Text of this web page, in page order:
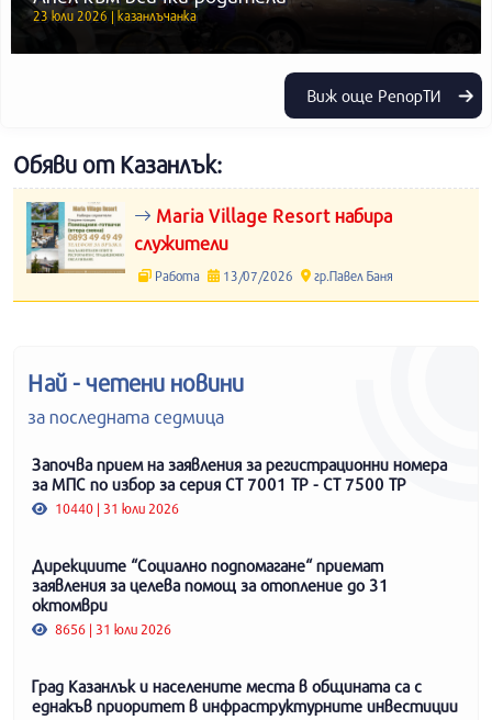
23 юли 2026 | казанлъчанка
Виж още РепорТИ
Обяви от Казанлък:
Maria Village Resort набира
служители
Работа 13/07/2026 гр.Павел Баня
Най - четени новини
за последната седмица
Започва прием на заявления за регистрационни номера
за МПС по избор за серия СТ 7001 ТР - СТ 7500 ТР
10440 | 31 юли 2026
Дирекциите “Социално подпомагане“ приемат
заявления за целева помощ за отопление до 31
октомври
8656 | 31 юли 2026
Град Казанлък и населените места в общината са с
еднакъв приоритет в инфраструктурните инвестиции